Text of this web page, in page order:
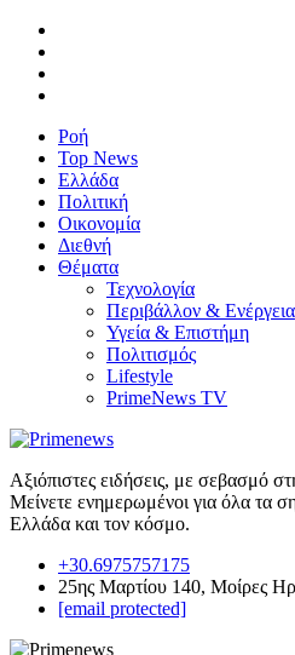
Ροή
Top News
Ελλάδα
Πολιτική
Οικονομία
Διεθνή
Θέματα
Τεχνολογία
Περιβάλλον & Ενέργεια
Υγεία & Επιστήμη
Πολιτισμός
Lifestyle
PrimeNews TV
Αξιόπιστες ειδήσεις, με σεβασμό
Μείνετε ενημερωμένοι για όλα τα
Ελλάδα και τον κόσμο.
+30.6975757175
25ης Μαρτίου 140, Μοίρες
[email protected]